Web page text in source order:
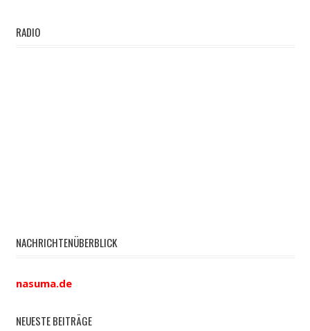
RADIO
NACHRICHTENÜBERBLICK
nasuma.de
NEUESTE BEITRÄGE